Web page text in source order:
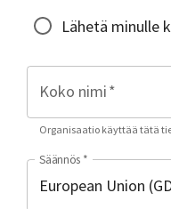
Lähetä minulle
Koko nimi*
Organisaatio käyttää tätä
Säännös *